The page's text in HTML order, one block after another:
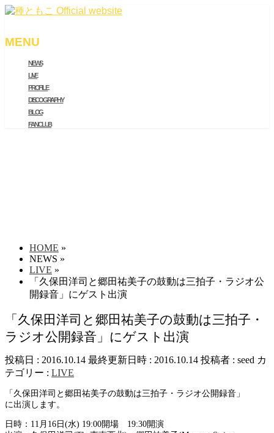
MENU
NEWS
LIVE
PROFILE
DISCOGRAPHY
BLOG
FAN CLUB
HOME »
NEWS »
LIVE »
「久保田洋司と郷田祐美子の鼓動は三拍子・ラジオ公
開録音」にゲスト出演
「久保田洋司と郷田祐美子の鼓動は三拍子・
ラジオ公開録音」にゲスト出演
投稿日 : 2016.10.14 最終更新日時 : 2016.10.14 投稿者 : seed カ
テゴリー : LIVE
「久保田洋司と郷田祐美子の鼓動は三拍子・ラジオ公開録音」
に出演します。
日時：11月16日(水) 19:00開場 19:30開演